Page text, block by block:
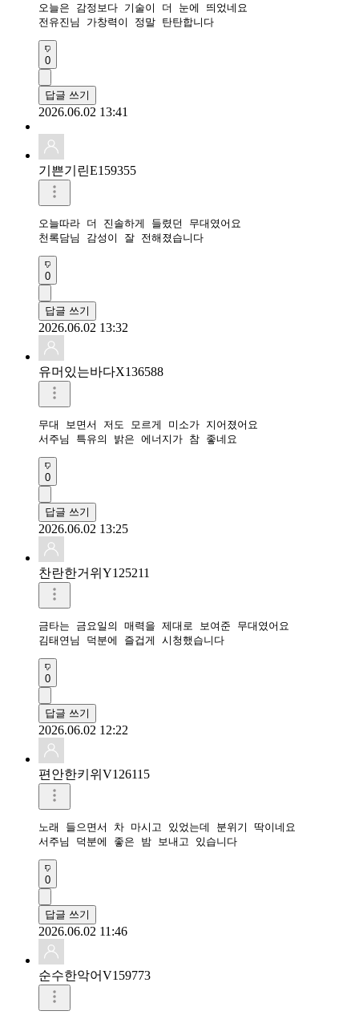
오늘은 감정보다 기술이 더 눈에 띄었네요
전유진님 가창력이 정말 탄탄합니다
0
답글 쓰기
2026.06.02 13:41
기쁜기린E159355
오늘따라 더 진솔하게 들렸던 무대였어요
천록담님 감성이 잘 전해졌습니다
0
답글 쓰기
2026.06.02 13:32
유머있는바다X136588
무대 보면서 저도 모르게 미소가 지어졌어요
서주님 특유의 밝은 에너지가 참 좋네요
0
답글 쓰기
2026.06.02 13:25
찬란한거위Y125211
금타는 금요일의 매력을 제대로 보여준 무대였어요
김태연님 덕분에 즐겁게 시청했습니다
0
답글 쓰기
2026.06.02 12:22
편안한키위V126115
노래 들으면서 차 마시고 있었는데 분위기 딱이네요
서주님 덕분에 좋은 밤 보내고 있습니다
0
답글 쓰기
2026.06.02 11:46
순수한악어V159773